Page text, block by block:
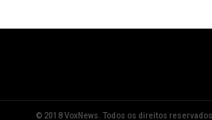
© 2018 VoxNews. Todos os direitos